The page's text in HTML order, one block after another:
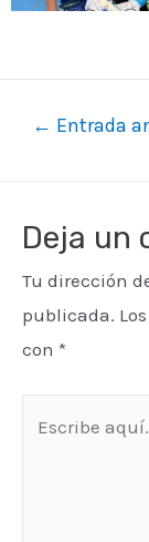
← Entrada
Deja un
Tu dirección
publicada.
con *